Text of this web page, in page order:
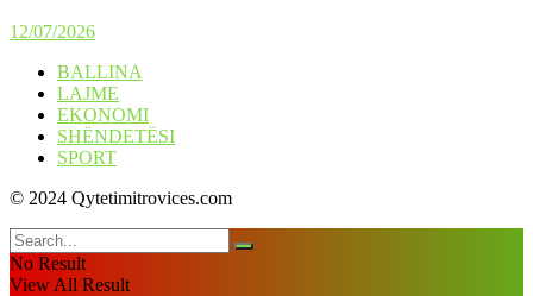
12/07/2026
BALLINA
LAJME
EKONOMI
SHËNDETËSI
SPORT
© 2024 Qytetimitrovices.com
No Result
View All Result